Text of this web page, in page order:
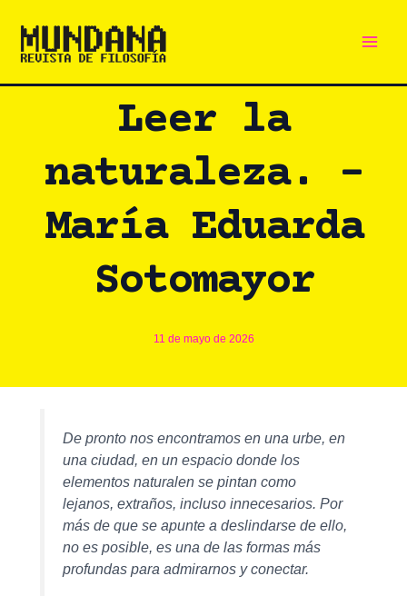
al
Leer la
naturaleza. –
María Eduarda
Sotomayor
11 de mayo de 2026
De pronto nos encontramos en una urbe, en
una ciudad, en un espacio donde los
elementos naturalen se pintan como
lejanos, extraños, incluso innecesarios. Por
más de que se apunte a deslindarse de ello,
no es posible, es una de las formas más
profundas para admirarnos y conectar.